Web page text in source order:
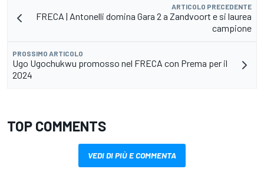
ARTICOLO PRECEDENTE
FRECA | Antonelli domina Gara 2 a Zandvoort e si laurea
campione
PROSSIMO ARTICOLO
Ugo Ugochukwu promosso nel FRECA con Prema per il
2024
TOP COMMENTS
VEDI DI PIÙ E COMMENTA